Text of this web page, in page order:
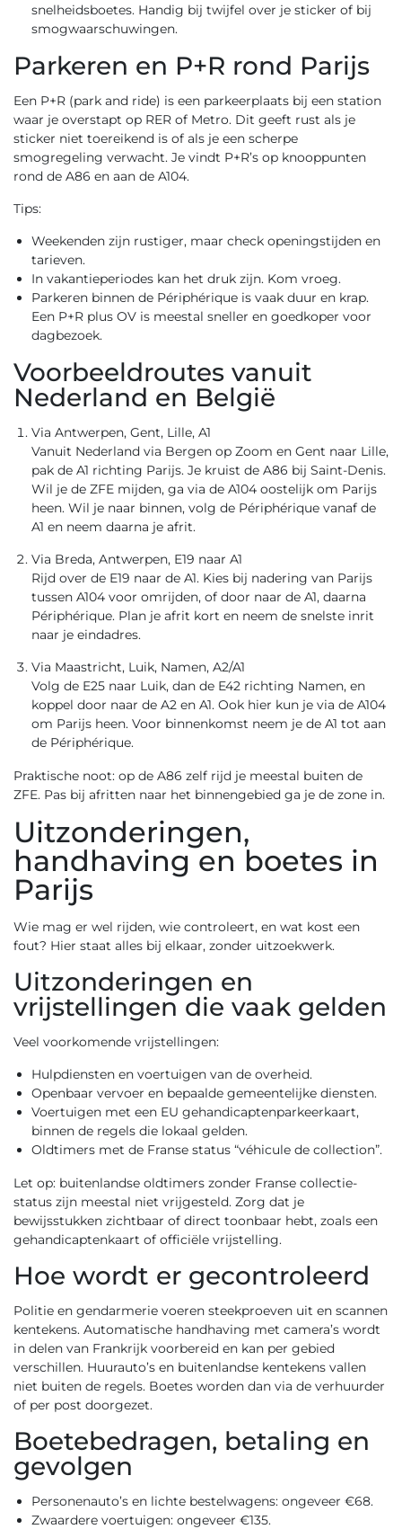
snelheidsboetes. Handig bij twijfel over je sticker of bij
smogwaarschuwingen.
Parkeren en P+R rond Parijs
Een P+R (park and ride) is een parkeerplaats bij een station
waar je overstapt op RER of Metro. Dit geeft rust als je
sticker niet toereikend is of als je een scherpe
smogregeling verwacht. Je vindt P+R’s op knooppunten
rond de A86 en aan de A104.
Tips:
Weekenden zijn rustiger, maar check openingstijden en
tarieven.
In vakantieperiodes kan het druk zijn. Kom vroeg.
Parkeren binnen de Périphérique is vaak duur en krap.
Een P+R plus OV is meestal sneller en goedkoper voor
dagbezoek.
Voorbeeldroutes vanuit
Nederland en België
Via Antwerpen, Gent, Lille, A1
Vanuit Nederland via Bergen op Zoom en Gent naar Lille,
pak de A1 richting Parijs. Je kruist de A86 bij Saint-Denis.
Wil je de ZFE mijden, ga via de A104 oostelijk om Parijs
heen. Wil je naar binnen, volg de Périphérique vanaf de
A1 en neem daarna je afrit.
Via Breda, Antwerpen, E19 naar A1
Rijd over de E19 naar de A1. Kies bij nadering van Parijs
tussen A104 voor omrijden, of door naar de A1, daarna
Périphérique. Plan je afrit kort en neem de snelste inrit
naar je eindadres.
Via Maastricht, Luik, Namen, A2/A1
Volg de E25 naar Luik, dan de E42 richting Namen, en
koppel door naar de A2 en A1. Ook hier kun je via de A104
om Parijs heen. Voor binnenkomst neem je de A1 tot aan
de Périphérique.
Praktische noot: op de A86 zelf rijd je meestal buiten de
ZFE. Pas bij afritten naar het binnengebied ga je de zone in.
Uitzonderingen,
handhaving en boetes in
Parijs
Wie mag er wel rijden, wie controleert, en wat kost een
fout? Hier staat alles bij elkaar, zonder uitzoekwerk.
Uitzonderingen en
vrijstellingen die vaak gelden
Veel voorkomende vrijstellingen:
Hulpdiensten en voertuigen van de overheid.
Openbaar vervoer en bepaalde gemeentelijke diensten.
Voertuigen met een EU gehandicaptenparkeerkaart,
binnen de regels die lokaal gelden.
Oldtimers met de Franse status “véhicule de collection”.
Let op: buitenlandse oldtimers zonder Franse collectie-
status zijn meestal niet vrijgesteld. Zorg dat je
bewijsstukken zichtbaar of direct toonbaar hebt, zoals een
gehandicaptenkaart of officiële vrijstelling.
Hoe wordt er gecontroleerd
Politie en gendarmerie voeren steekproeven uit en scannen
kentekens. Automatische handhaving met camera’s wordt
in delen van Frankrijk voorbereid en kan per gebied
verschillen. Huurauto’s en buitenlandse kentekens vallen
niet buiten de regels. Boetes worden dan via de verhuurder
of per post doorgezet.
Boetebedragen, betaling en
gevolgen
Personenauto’s en lichte bestelwagens: ongeveer €68.
Zwaardere voertuigen: ongeveer €135.